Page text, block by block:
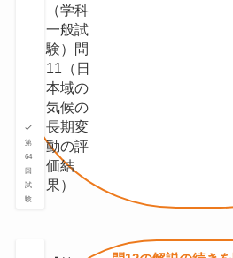
第
64
回
試
験
（学科
一般試
験）問
11（⽇
本域の
気候の
⻑期変
動の評
価結
果）